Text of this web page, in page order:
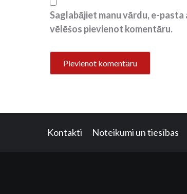
Saglabājiet manu vārdu, e-
vēlēšos pievienot komentāru.
Kontakti Noteikumi un tiesības